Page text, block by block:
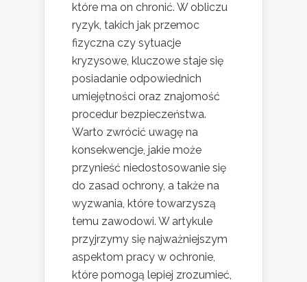
które ma on chronić. W obliczu
ryzyk, takich jak przemoc
fizyczna czy sytuacje
kryzysowe, kluczowe staje się
posiadanie odpowiednich
umiejętności oraz znajomość
procedur bezpieczeństwa.
Warto zwrócić uwagę na
konsekwencje, jakie może
przynieść niedostosowanie się
do zasad ochrony, a także na
wyzwania, które towarzyszą
temu zawodowi. W artykule
przyjrzymy się najważniejszym
aspektom pracy w ochronie,
które pomogą lepiej zrozumieć,